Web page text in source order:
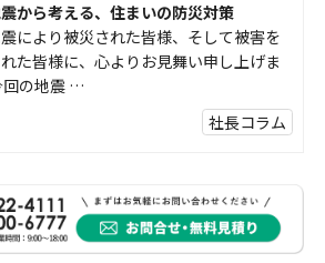
から考える、住まいの防災対策
により被災された皆様、そして被害を
た皆様に、心よりお見舞い申し上げま
回の地震 …
社長コラム
あせやひび割れが気になり始めると、
ろ塗り替えが必要かな？」 「訪問営業
れた …